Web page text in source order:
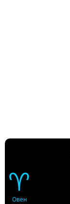
♈
Овен